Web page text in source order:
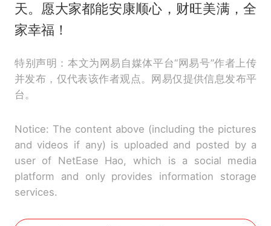
天。愿大家都能安康顺心，财旺美满，全
家幸福！
特别声明：本文为网易自媒体平台“网易号”作者上传
并发布，仅代表该作者观点。网易仅提供信息发布平
台。
Notice: The content above (including the pictures
and videos if any) is uploaded and posted by a
user of NetEase Hao, which is a social media
platform and only provides information storage
services.